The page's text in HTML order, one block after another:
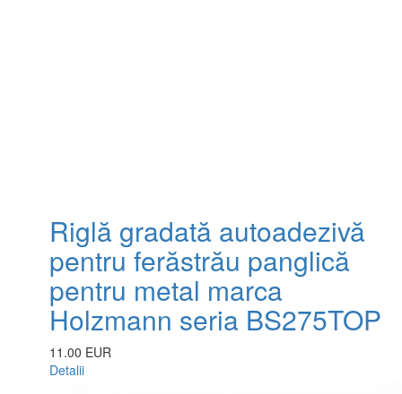
Riglă gradată autoadezivă
pentru ferăstrău panglică
pentru metal marca
Holzmann seria BS275TOP
11.00 EUR
Detalii